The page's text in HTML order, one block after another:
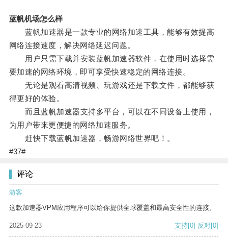
蓝帆机场怎么样
蓝帆加速器是一款专业的网络加速工具，能够有效提高
网络连接速度，解决网络延迟问题。
用户只需下载并安装蓝帆加速器软件，在使用时选择需
要加速的网络环境，即可享受快速稳定的网络连接。
无论是观看高清视频、玩游戏还是下载文件，都能够获
得更好的体验。
而且蓝帆加速器支持多平台，可以在不同设备上使用，
为用户带来更便捷的网络加速服务。
赶快下载蓝帆加速器，畅游网络世界吧！。
#37#
评论
游客
这款加速器VPM应用程序可以给你提供全球覆盖和最高安全性的连接。
2025-09-23 支持[0] 反对[0]